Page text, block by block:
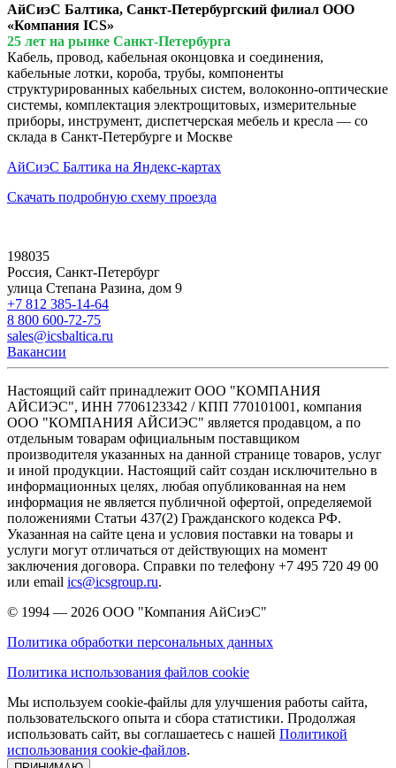
АйСиэС Балтика, Санкт-Петербургский филиал ООО
«Компания ICS»
25 лет на рынке Санкт-Петербурга
Кабель, провод, кабельная оконцовка и соединения,
кабельные лотки, короба, трубы, компоненты
структурированных кабельных систем, волоконно-оптические
системы, комплектация электрощитовых, измерительные
приборы, инструмент, диспетчерская мебель и кресла — со
склада в Санкт-Петербурге и Москве
АйСиэС Балтика на Яндекс-картах
Скачать подробную схему проезда
198035
Россия, Санкт-Петербург
улица Степана Разина, дом 9
+7 812 385-14-64
8 800 600-72-75
sales@icsbaltica.ru
Вакансии
Настоящий сайт принадлежит ООО "КОМПАНИЯ
АЙСИЭС", ИНН 7706123342 / КПП 770101001, компания
ООО "КОМПАНИЯ АЙСИЭС" является продавцом, а по
отдельным товарам официальным поставщиком
производителя указанных на данной странице товаров, услуг
и иной продукции. Настоящий сайт создан исключительно в
информационных целях, любая опубликованная на нем
информация не является публичной офертой, определяемой
положениями Статьи 437(2) Гражданского кодекса РФ.
Указанная на сайте цена и условия поставки на товары и
услуги могут отличаться от действующих на момент
заключения договора. Справки по телефону +7 495 720 49 00
или email ics@icsgroup.ru.
© 1994 — 2026 ООО "Компания АйСиэС"
Политика обработки персональных данных
Политика использования файлов cookie
Мы используем cookie-файлы для улучшения работы сайта,
пользовательского опыта и сбора статистики. Продолжая
использовать сайт, вы соглашаетесь с нашей Политикой
использования cookie-файлов.